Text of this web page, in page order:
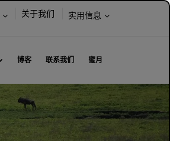
关于我们
选
内
实用信息
博客 联系我们 蜜月